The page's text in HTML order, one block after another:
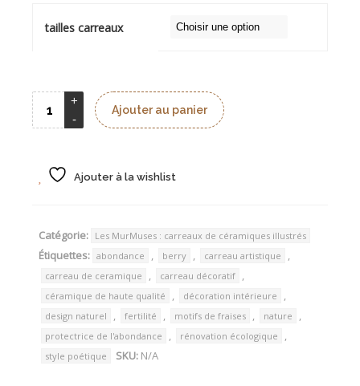
tailles carreaux
Ajouter au panier
Ajouter à la wishlist
Catégorie: Les MurMuses : carreaux de céramiques illustrés
Étiquettes: abondance , berry , carreau artistique ,
carreau de ceramique , carreau décoratif ,
céramique de haute qualité , décoration intérieure ,
design naturel , fertilité , motifs de fraises , nature ,
protectrice de l'abondance , rénovation écologique ,
style poétique SKU: N/A